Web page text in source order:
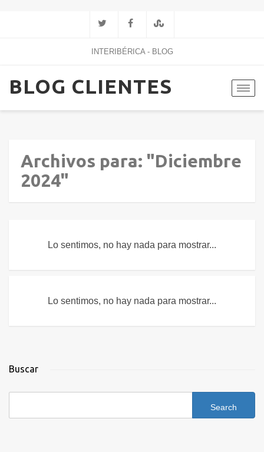
INTERIBÉRICA - BLOG
BLOG CLIENTES
Archivos para: "Diciembre
2024"
Lo sentimos, no hay nada para mostrar...
Lo sentimos, no hay nada para mostrar...
Buscar